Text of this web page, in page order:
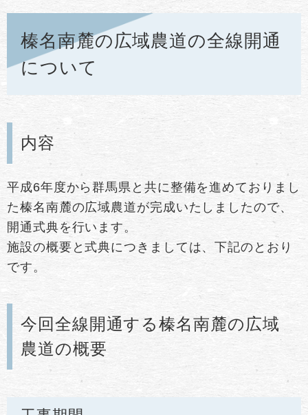
榛名南麓の広域農道の全線開通
について
内容
平成6年度から群馬県と共に整備を進めておりまし
た榛名南麓の広域農道が完成いたしましたので、
開通式典を行います。
施設の概要と式典につきましては、下記のとおり
です。
今回全線開通する榛名南麓の広域
農道の概要